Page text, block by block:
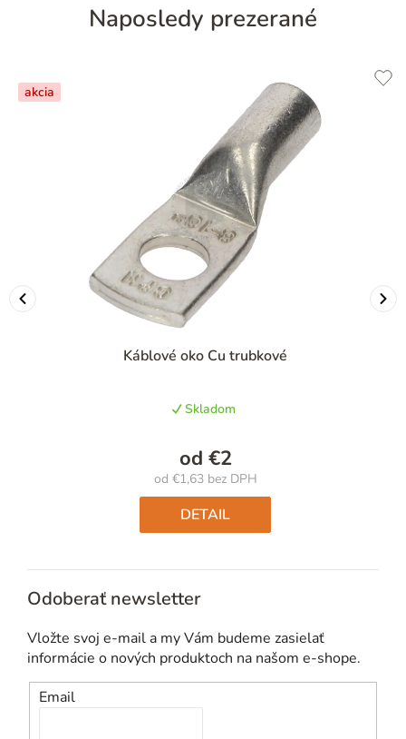
Naposledy prezerané
akcia
Káblové oko Cu trubkové
Skladom
od €2
od €1,63bez DPH
Jednotková
cena:
DETAIL
Odoberať newsletter
Vložte svoj e-mail a my Vám budeme zasielať
informácie o nových produktoch na našom e-shope.
Email